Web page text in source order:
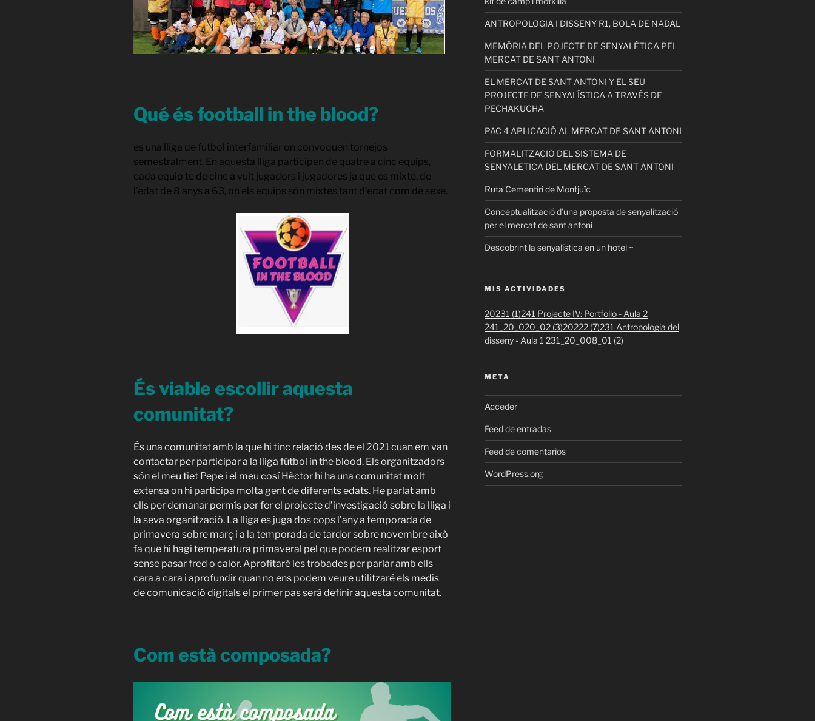
Qué és football in the blood?
es una lliga de futbol interfamiliar on convoquen tornejos
semestralment. En aquesta lliga participen de quatre a cinc equips,
cada equip te de cinc a vuit jugadors i jugadores ja que es mixte, de
l’edat de 8 anys a 63, on els equips són mixtes tant d’edat com de sexe.
És viable escollir aquesta
comunitat?
És una comunitat amb la que hi tinc relació des de el 2021 cuan em van
contactar per participar a la lliga fútbol in the blood. Els organitzadors
són el meu tiet Pepe i el meu cosí Hèctor hi ha una comunitat molt
extensa on hi participa molta gent de diferents edats. He parlat amb
ells per demanar permís per fer el projecte d’investigació sobre la lliga i
la seva organització. La lliga es juga dos cops l’any a temporada de
primavera sobre març i a la temporada de tardor sobre novembre això
fa que hi hagi temperatura primaveral pel que podem realitzar esport
sense pasar fred o calor. Aprofitaré les trobades per parlar amb ells
cara a cara i aprofundir quan no ens podem veure utilitzaré els medis
de comunicació digitals el primer pas serà definir aquesta comunitat.
Com està composada?
ANTROPOLOGIA I DISSENY R1, BOLA DE NADAL
MEMÒRIA DEL POJECTE DE SENYALÈTICA PEL
MERCAT DE SANT ANTONI
EL MERCAT DE SANT ANTONI Y EL SEU
PROJECTE DE SENYALÍSTICA A TRAVÉS DE
PECHAKUCHA
PAC 4 APLICACIÓ AL MERCAT DE SANT ANTONI
FORMALITZACIÓ DEL SISTEMA DE
SENYALETICA DEL MERCAT DE SANT ANTONI
Ruta Cementiri de Montjuïc
Conceptualització d’una proposta de senyalització
per el mercat de sant antoni
Descobrint la senyalística en un hotel ~
MIS ACTIVIDADES
20231 (1)241 Projecte IV: Portfolio - Aula 2
241_20_020_02 (3)20222 (7)231 Antropologia del
disseny - Aula 1 231_20_008_01 (2)
META
Acceder
Feed de entradas
Feed de comentarios
WordPress.org